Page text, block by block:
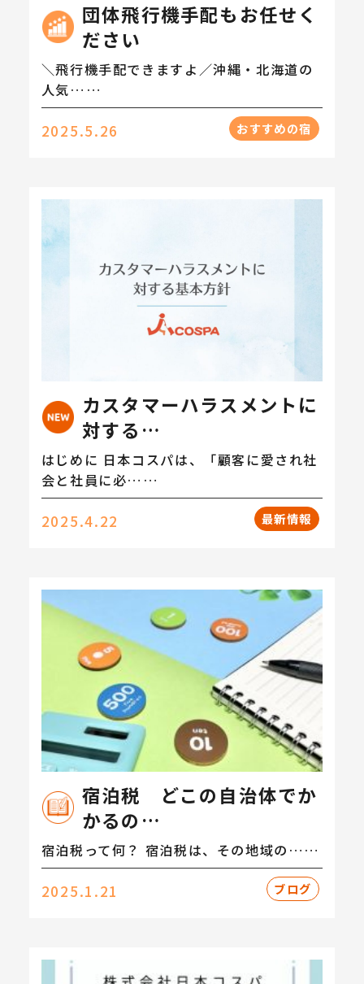
団体飛行機手配もお任せく
ださい
＼飛行機手配できますよ／沖縄・北海道の
人気……
2025.5.26 おすすめの宿
カスタマーハラスメントに
対する…
はじめに 日本コスパは、「顧客に愛され社
会と社員に必……
2025.4.22 最新情報
宿泊税 どこの自治体でか
かるの…
宿泊税って何？ 宿泊税は、その地域の……
2025.1.21 ブログ